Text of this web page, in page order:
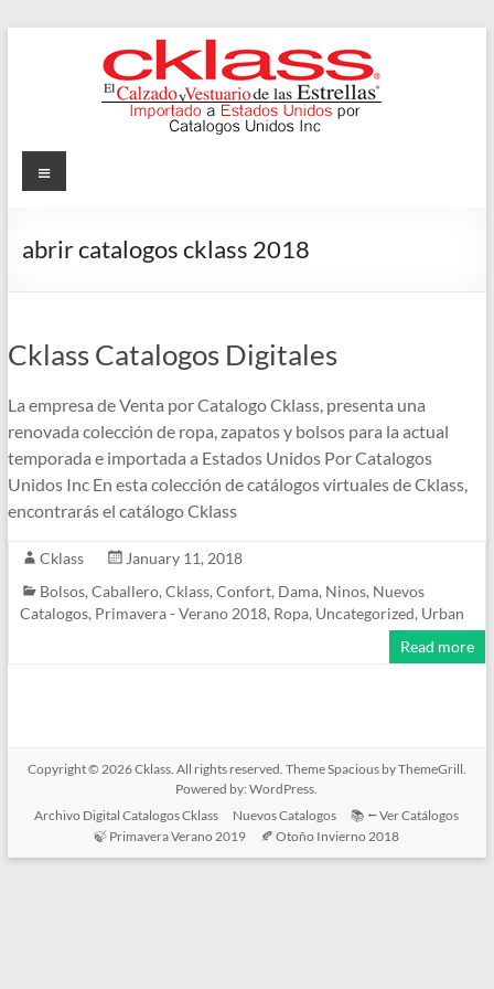
Cklass
y
Estrellas
Menu
abrir catalogos cklass 2018
Cklass Catalogos Digitales
La empresa de Venta por Catalogo Cklass, presenta una
renovada colección de ropa, zapatos y bolsos para la actual
temporada e importada a Estados Unidos Por Catalogos
Unidos Inc En esta colección de catálogos virtuales de Cklass,
encontrarás el catálogo Cklass
Cklass
January 11, 2018
Bolsos, Caballero, Cklass, Confort, Dama, Ninos, Nuevos
Catalogos, Primavera - Verano 2018, Ropa, Uncategorized, Urban
Read more
Copyright © 2026Cklass. All rights reserved. ThemeSpaciousby ThemeGrill.
Powered by:WordPress.
Archivo Digital Catalogos Cklass
Nuevos Catalogos
📚 ⭠ Ver Catálogos
🍃 Primavera Verano 2019
🍂 Otoño Invierno 2018